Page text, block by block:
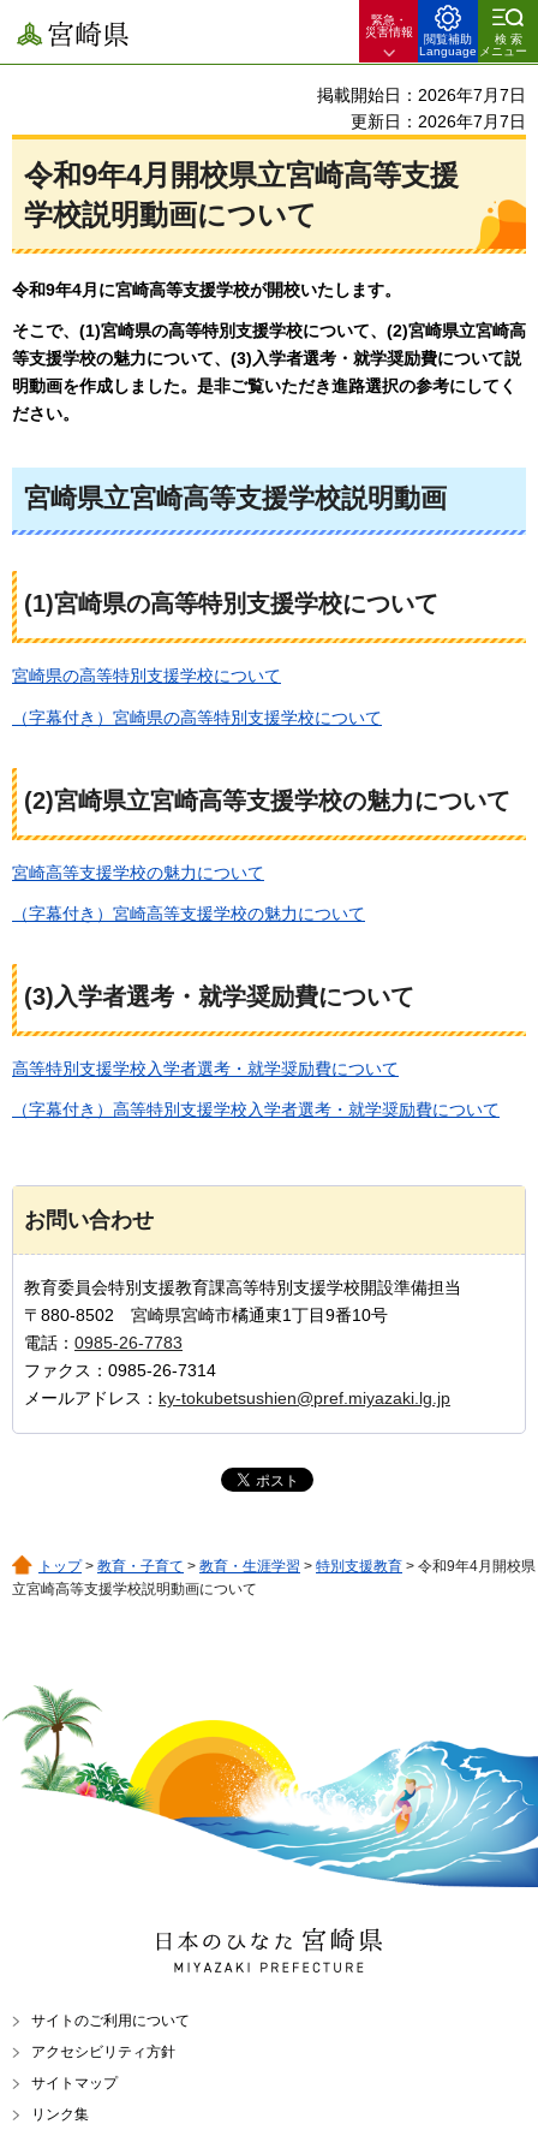
宮崎県
緊急・
災害情報
閲覧補助
Language
検索
メニュー
掲載開始日：2026年7月7日
更新日：2026年7月7日
令和9年4月開校県立宮崎高等支援
学校説明動画について
令和9年4月に宮崎高等支援学校が開校いたします。
そこで、(1)宮崎県の高等特別支援学校について、(2)宮崎県立宮崎高
等支援学校の魅力について、(3)入学者選考・就学奨励費について説
明動画を作成しました。是非ご覧いただき進路選択の参考にしてく
ださい。
宮崎県立宮崎高等支援学校説明動画
(1)宮崎県の高等特別支援学校について
宮崎県の高等特別支援学校について
（字幕付き）宮崎県の高等特別支援学校について
(2)宮崎県立宮崎高等支援学校の魅力について
宮崎高等支援学校の魅力について
（字幕付き）宮崎高等支援学校の魅力について
(3)入学者選考・就学奨励費について
高等特別支援学校入学者選考・就学奨励費について
（字幕付き）高等特別支援学校入学者選考・就学奨励費について
お問い合わせ
教育委員会特別支援教育課高等特別支援学校開設準備担当
〒880-8502 宮崎県宮崎市橘通東1丁目9番10号
電話： 0985-26-7783
ファクス：0985-26-7314
メールアドレス： ky-tokubetsushien@pref.miyazaki.lg.jp
トップ> 教育・子育て > 教育・生涯学習 > 特別支援教育 > 令和9年4月開校県
立宮崎高等支援学校説明動画について
日本のひなた 宮崎県
MIYAZAKI PREFECTURE
サイトのご利用について
アクセシビリティ方針
サイトマップ
リンク集